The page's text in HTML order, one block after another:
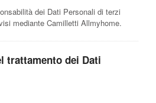
dei Dati Personali di terzi
mediante Camilletti Allmyhome.
trattamento dei Dati